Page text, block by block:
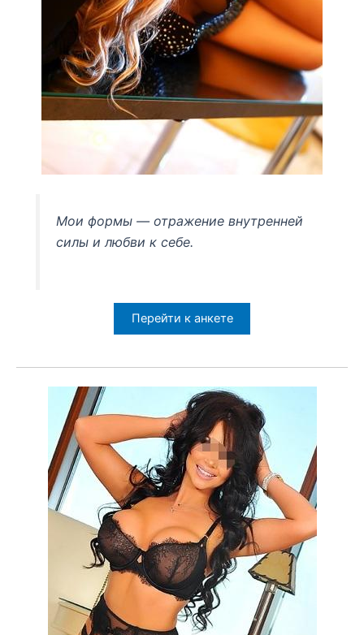
Мои формы — отражение внутренней
силы и любви к себе.
Перейти к анкете